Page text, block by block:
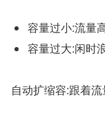
容量过小:流量
容量过大:闲时
自动扩缩容:跟着流